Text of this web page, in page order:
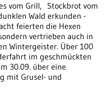
vom Grill, Stockbrot vom
Wald erkunden -
feierten die Hexen
vertrieben auch in
Wintergeister. Über 100
im geschmückten
30.09. über eine
mit Grusel- und